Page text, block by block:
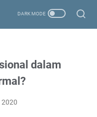
dalam
2020